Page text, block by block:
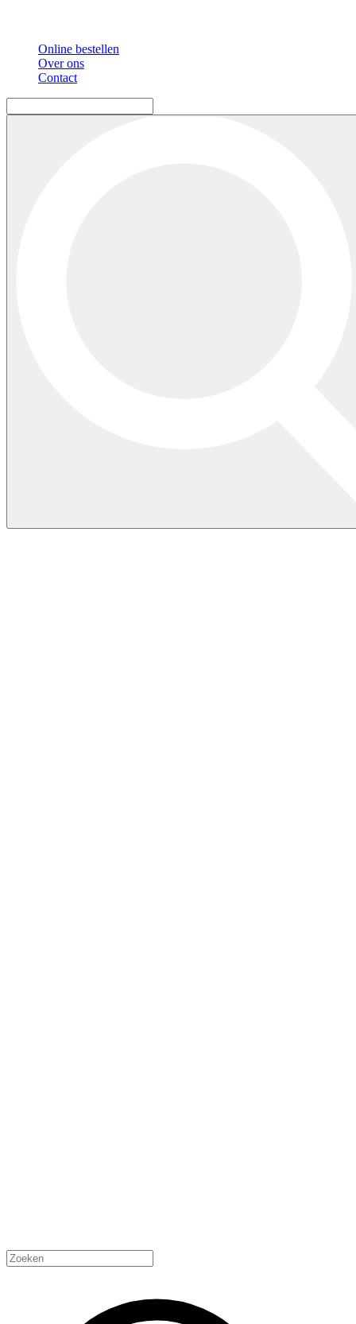
Online bestellen
Over ons
Contact